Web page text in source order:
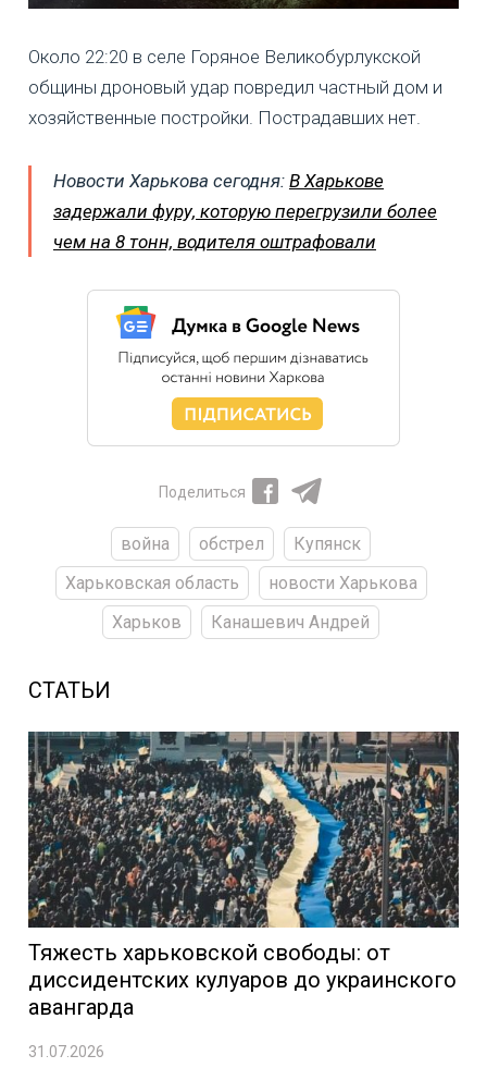
Около 22:20 в селе Горяное Великобурлукской
общины дроновый удар повредил частный дом и
хозяйственные постройки. Пострадавших нет.
Новости Харькова сегодня: В Харькове
задержали фуру, которую перегрузили более
чем на 8 тонн, водителя оштрафовали
Поделиться
война обстрел
Купянск
Харьковская область
новости Харькова
Харьков
Канашевич Андрей
СТАТЬИ
Тяжесть харьковской свободы: от
диссидентских кулуаров до украинского
авангарда
31.07.2026